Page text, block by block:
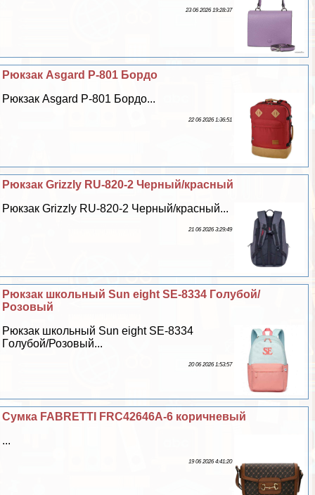
23 06 2026 19:28:37
Рюкзак Asgard Р-801 Бордо
Рюкзак Asgard Р-801 Бордо...
22 06 2026 1:36:51
Рюкзак Grizzly RU-820-2 Черный/красный
Рюкзак Grizzly RU-820-2 Черный/красный...
21 06 2026 3:29:49
Рюкзак школьный Sun eight SE-8334 Гoлyбой/
Розовый
Рюкзак школьный Sun eight SE-8334
Гoлyбой/Розовый...
20 06 2026 1:53:57
Сумка FABRETTI FRC42646A-6 коричневый
...
19 06 2026 4:41:20